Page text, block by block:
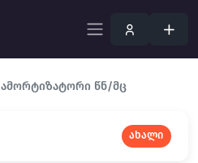
ამორტიზატორი წნ/მც
ახალი